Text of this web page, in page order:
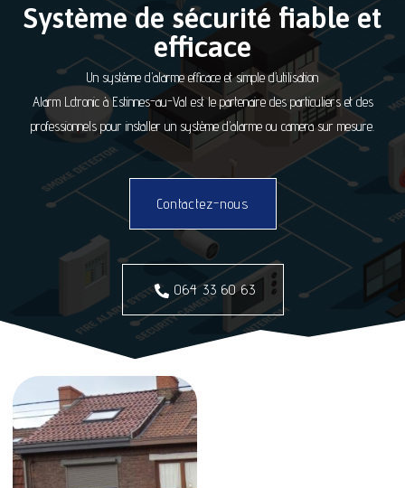
Système de sécurité fiable et
efficace
Un système d’alarme efficace et simple d’utilisation
Alarm Lctronic à Estinnes-au-Val est le partenaire des particuliers et des
professionnels pour installer un système d’alarme ou camera sur mesure.
Contactez-nous
064 33 60 63